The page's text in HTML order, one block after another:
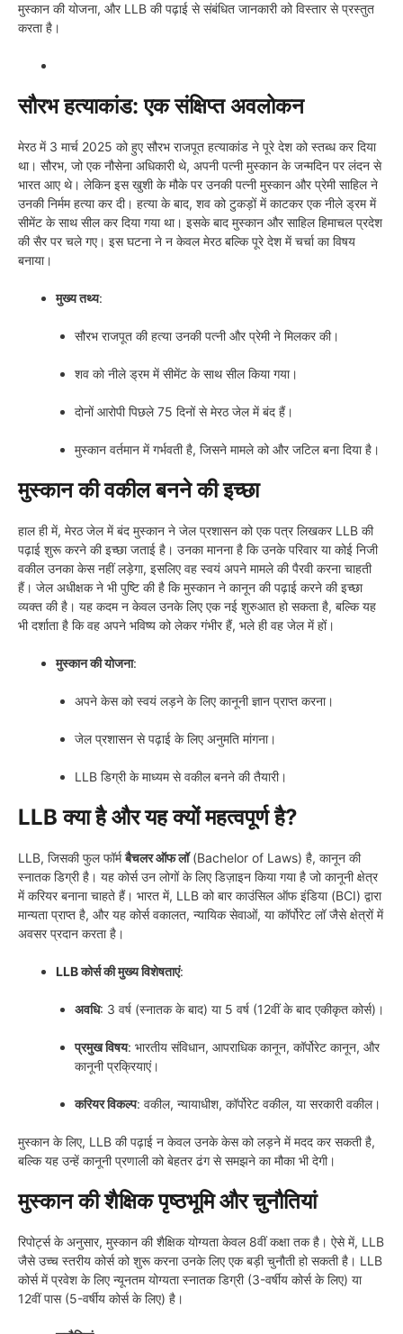
मुस्कान की योजना, और LLB की पढ़ाई से संबंधित जानकारी को विस्तार से प्रस्तुत
करता है।
सौरभ हत्याकांड: एक संक्षिप्त अवलोकन
मेरठ में 3 मार्च 2025 को हुए सौरभ राजपूत हत्याकांड ने पूरे देश को स्तब्ध कर दिया
था। सौरभ, जो एक नौसेना अधिकारी थे, अपनी पत्नी मुस्कान के जन्मदिन पर लंदन से
भारत आए थे। लेकिन इस खुशी के मौके पर उनकी पत्नी मुस्कान और प्रेमी साहिल ने
उनकी निर्मम हत्या कर दी। हत्या के बाद, शव को टुकड़ों में काटकर एक नीले ड्रम में
सीमेंट के साथ सील कर दिया गया था। इसके बाद मुस्कान और साहिल हिमाचल प्रदेश
की सैर पर चले गए। इस घटना ने न केवल मेरठ बल्कि पूरे देश में चर्चा का विषय
बनाया।
मुख्य तथ्य:
सौरभ राजपूत की हत्या उनकी पत्नी और प्रेमी ने मिलकर की।
शव को नीले ड्रम में सीमेंट के साथ सील किया गया।
दोनों आरोपी पिछले 75 दिनों से मेरठ जेल में बंद हैं।
मुस्कान वर्तमान में गर्भवती है, जिसने मामले को और जटिल बना दिया है।
मुस्कान की वकील बनने की इच्छा
हाल ही में, मेरठ जेल में बंद मुस्कान ने जेल प्रशासन को एक पत्र लिखकर LLB की
पढ़ाई शुरू करने की इच्छा जताई है। उनका मानना है कि उनके परिवार या कोई निजी
वकील उनका केस नहीं लड़ेगा, इसलिए वह स्वयं अपने मामले की पैरवी करना चाहती
हैं। जेल अधीक्षक ने भी पुष्टि की है कि मुस्कान ने कानून की पढ़ाई करने की इच्छा
व्यक्त की है। यह कदम न केवल उनके लिए एक नई शुरुआत हो सकता है, बल्कि यह
भी दर्शाता है कि वह अपने भविष्य को लेकर गंभीर हैं, भले ही वह जेल में हों।
मुस्कान की योजना:
अपने केस को स्वयं लड़ने के लिए कानूनी ज्ञान प्राप्त करना।
जेल प्रशासन से पढ़ाई के लिए अनुमति मांगना।
LLB डिग्री के माध्यम से वकील बनने की तैयारी।
LLB क्या है और यह क्यों महत्वपूर्ण है?
LLB, जिसकी फुल फॉर्मबैचलर ऑफ लॉ(Bachelor of Laws) है, कानून की
स्नातक डिग्री है। यह कोर्स उन लोगों के लिए डिज़ाइन किया गया है जो कानूनी क्षेत्र
में करियर बनाना चाहते हैं। भारत में, LLB को बार काउंसिल ऑफ इंडिया (BCI) द्वारा
मान्यता प्राप्त है, और यह कोर्स वकालत, न्यायिक सेवाओं, या कॉर्पोरेट लॉ जैसे क्षेत्रों में
अवसर प्रदान करता है।
LLB कोर्स की मुख्य विशेषताएं:
अवधि: 3 वर्ष (स्नातक के बाद) या 5 वर्ष (12वीं के बाद एकीकृत कोर्स)।
प्रमुख विषय: भारतीय संविधान, आपराधिक कानून, कॉर्पोरेट कानून, और
कानूनी प्रक्रियाएं।
करियर विकल्प: वकील, न्यायाधीश, कॉर्पोरेट वकील, या सरकारी वकील।
मुस्कान के लिए, LLB की पढ़ाई न केवल उनके केस को लड़ने में मदद कर सकती है,
बल्कि यह उन्हें कानूनी प्रणाली को बेहतर ढंग से समझने का मौका भी देगी।
मुस्कान की शैक्षिक पृष्ठभूमि और चुनौतियां
रिपोर्ट्स के अनुसार, मुस्कान की शैक्षिक योग्यता केवल 8वीं कक्षा तक है। ऐसे में, LLB
जैसे उच्च स्तरीय कोर्स को शुरू करना उनके लिए एक बड़ी चुनौती हो सकती है। LLB
कोर्स में प्रवेश के लिए न्यूनतम योग्यता स्नातक डिग्री (3-वर्षीय कोर्स के लिए) या
12वीं पास (5-वर्षीय कोर्स के लिए) है।